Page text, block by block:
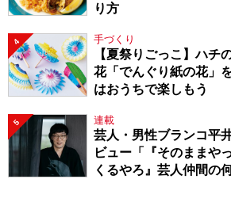
り方
4 手づくり
【夏祭りごっこ】ハチ
花「でんぐり紙の花」
はおうちで楽しもう
5 連載
芸人・男性ブランコ平
ビュー「『そのままや
くるやろ』芸人仲間の